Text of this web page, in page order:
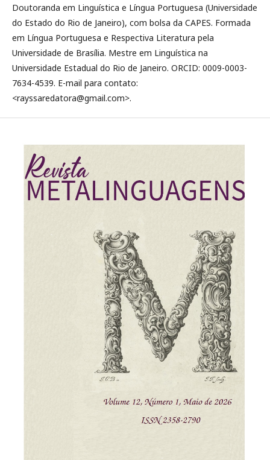
Doutoranda em Linguística e Língua Portuguesa (Universidade
do Estado do Rio de Janeiro), com bolsa da CAPES. Formada
em Língua Portuguesa e Respectiva Literatura pela
Universidade de Brasília. Mestre em Linguística na
Universidade Estadual do Rio de Janeiro. ORCID: 0009-0003-
7634-4539. E-mail para contato:
<rayssaredatora@gmail.com>.